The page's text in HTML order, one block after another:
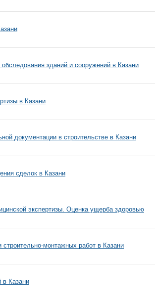
обследования зданий и сооружений в Казани
в Казани
документации в строительстве в Казани
сделок в Казани
экспертизы. Оценка ущерба здоровью
строительно-монтажных работ в Казани
в Казани